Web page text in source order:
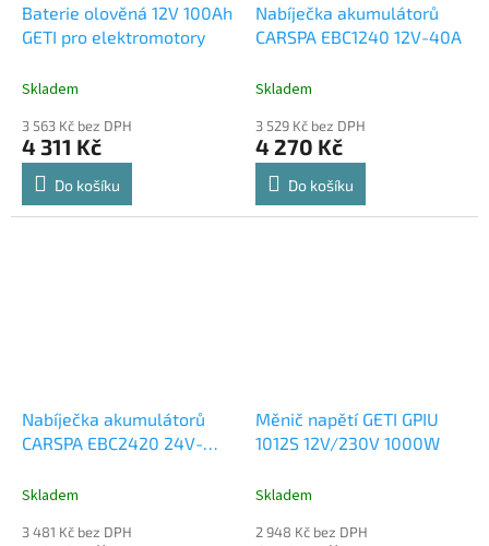
Baterie olověná 12V 100Ah
GETI pro elektromotory
Skladem
3 563 Kč bez DPH
4 311 Kč
Do košíku
Nabíječka akumulátorů
CARSPA EBC1240 12V-40A
Skladem
3 529 Kč bez DPH
4 270 Kč
Do košíku
Nabíječka akumulátorů
CARSPA EBC2420 24V-
Skladem
3 481 Kč bez DPH
Měnič napětí GETI GPIU
1012S 12V/230V 1000W
Skladem
2 948 Kč bez DPH